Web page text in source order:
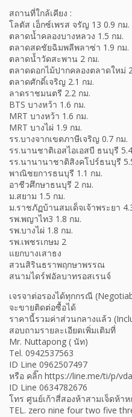
สถานที่ใกล้เคียง :
โลตัส เอ็กซ์เพรส จรัญ 13 0.9 กม.
ตลาดน้ำคลองบางหลวง 1.5 กม.
ตลาดสดชัยฉิมพลีพลาซ่า 1.9 กม.
ตลาดน้ำวัดสะพาน 2 กม.
ตลาดดอกไม้ปากคลองตลาดใหม่
ตลาดศักดิ์เจริญ 2.1 กม.
ลาดราชมนตรี 2.2 กม.
BTS บางหว้า 1.6 กม.
MRT บางหว้า 1.6 กม.
MRT บางไผ่ 1.9 กม.
รร.บางจากเขตภาษีเจริญ 0.7 กม.
รร.นานชาติเอสไอเอสบี ธนบุรี
รร.นานานาชาติสิงคโปร์ธนบุรี
พาณิชยการธนบุรี 1.1 กม.
อาชีวศึกษาธนบุรี 2 กม.
ม.สยาม 1.5 กม.
ม.ราชภัฏบ้านสมเด็จเจ้าพระยา
รพ.พญาไท3 1.8 กม.
รพ.บางไผ่ 1.8 กม.
รพ.เพชรเกษม 2
แยกบางเสาธง
สวนสิรินธราพฤกษาพรรณ
สนามไดร์ฟอัลบาทรอสเรนจ์
เจรจาต่อรองได้ทุกกรณี
จะขายติดต่อซื้อได้
ราคานี้รวมค่าส่วนกลางแล้ว
สอบถามรายละเอียดเพิ่มเติมที่
Mr. Nuttapong ( นัท)
Tel. 0942537563
ID Line 0962507497
หรือ คลิ๊ก https://line.me/ti/p/
ID Line 0634782676
โทร ศูนย์เก้าสี่สองห้าสามเจ็ดห้า
TEL. zero nine four two five